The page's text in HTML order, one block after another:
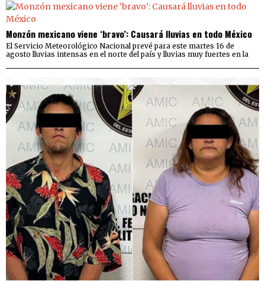
Monzón mexicano viene ‘bravo’: Causará lluvias en todo México
El Servicio Meteorológico Nacional prevé para este martes 16 de
agosto lluvias intensas en el norte del país y lluvias muy fuertes en la